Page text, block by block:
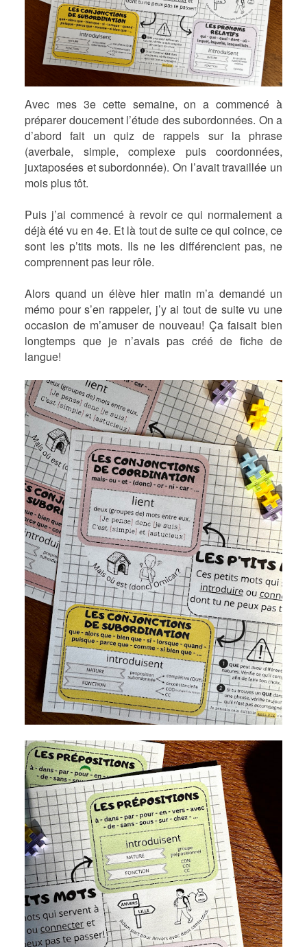
Avec mes 3e cette semaine, on a commencé à
préparer doucement l’étude des subordonnées. On a
d’abord fait un quiz de rappels sur la phrase
(averbale, simple, complexe puis coordonnées,
juxtaposées et subordonnée). On l’avait travaillée un
mois plus tôt.
Puis j’ai commencé à revoir ce qui normalement a
déjà été vu en 4e. Et là tout de suite ce qui coince, ce
sont les p’tits mots. Ils ne les différencient pas, ne
comprennent pas leur rôle.
Alors quand un élève hier matin m’a demandé un
mémo pour s’en rappeler, j’y ai tout de suite vu une
occasion de m’amuser de nouveau! Ça faisait bien
longtemps que je n’avais pas créé de fiche de
langue!